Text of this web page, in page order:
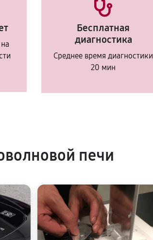
Бесплатная
диагностика
Среднее время диагностики
20 мин
печи